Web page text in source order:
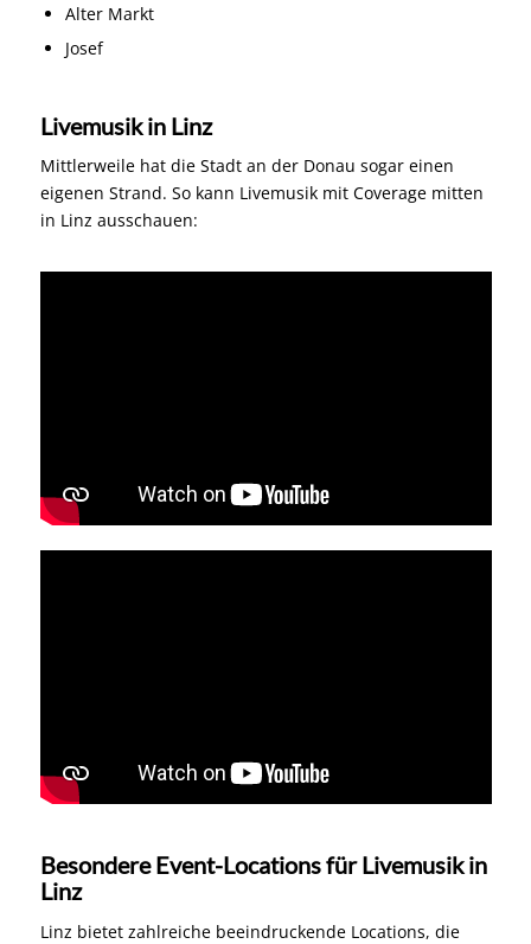
Alter Markt
Josef
Livemusik in Linz
Mittlerweile hat die Stadt an der Donau sogar einen
eigenen Strand. So kann Livemusik mit Coverage mitten
in Linz ausschauen:
Besondere Event-Locations für Livemusik in
Linz
Linz bietet zahlreiche beeindruckende Locations, die